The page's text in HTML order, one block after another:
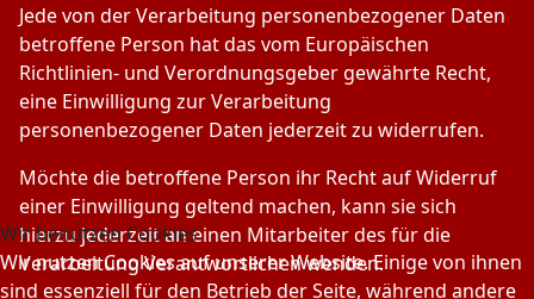
Jede von der Verarbeitung personenbezogener Daten
betroffene Person hat das vom Europäischen
Richtlinien- und Verordnungsgeber gewährte Recht,
eine Einwilligung zur Verarbeitung
personenbezogener Daten jederzeit zu widerrufen.
Möchte die betroffene Person ihr Recht auf Widerruf
einer Einwilligung geltend machen, kann sie sich
hierzu jederzeit an einen Mitarbeiter des für die
Verarbeitung Verantwortlichen wenden.
Wir benutzen Cookies
Wir nutzen Cookies auf unserer Website. Einige von ihnen
sind essenziell für den Betrieb der Seite, während andere